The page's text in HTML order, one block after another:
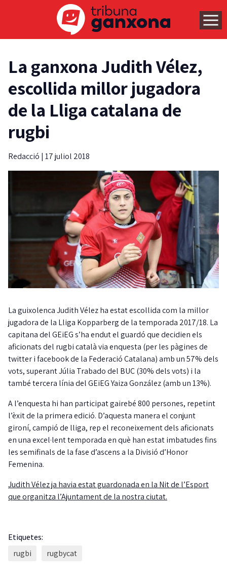
La ganxona Judith Vélez,
escollida millor jugadora
de la Lliga catalana de
rugbi
Redacció | 17 juliol 2018
La guixolenca Judith Vélez ha estat escollida com la millor
jugadora de la Lliga Kopparberg de la temporada 2017/18. La
capitana del GEiEG s’ha endut el guardó que decidien els
aficionats del rugbi català via enquesta (per les pàgines de
twitter i facebook de la Federació Catalana) amb un 57% dels
vots, superant Júlia Trabado del BUC (30% dels vots) i la
també tercera línia del GEiEG Yaiza González (amb un 13%).
A l’enquesta hi han participat gairebé 800 persones, repetint
l’èxit de la primera edició. D’aquesta manera el conjunt
gironí, campió de lliga, rep el reconeixement dels aficionats
en una excel·lent temporada en què han estat imbatudes fins
les semifinals de la fase d’ascens a la Divisió d’Honor
Femenina.
Judith Vélez ja havia estat guardonada en la Nit de l’Esport
que organitza l’Ajuntament de la nostra ciutat.
Etiquetes:
rugbi
rugbycat